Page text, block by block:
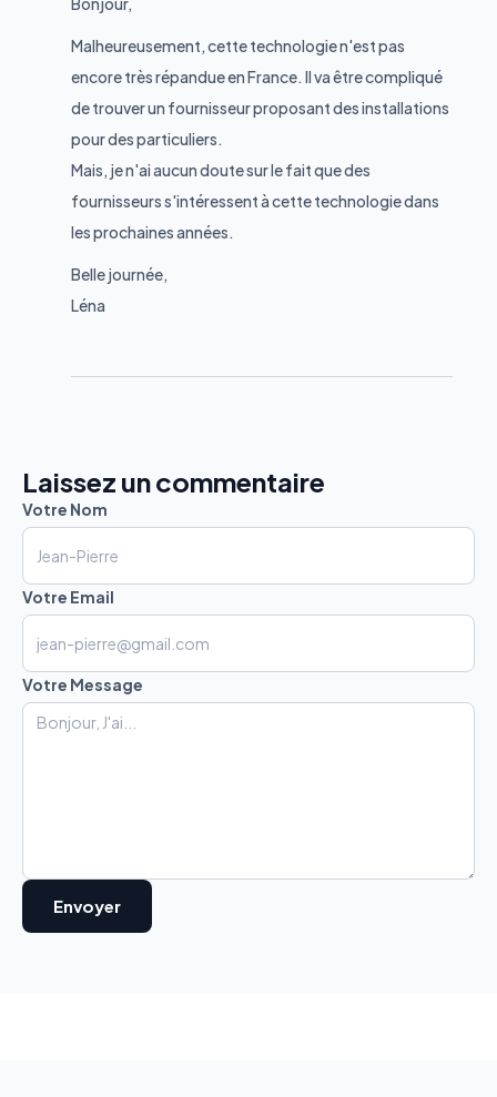
Malheureusement, cette technologie n'est pas
encore très répandue en France. Il va être compliqué
de trouver un fournisseur proposant des installations
pour des particuliers.
Mais, je n'ai aucun doute sur le fait que des
fournisseurs s'intéressent à cette technologie dans
les prochaines années.
Belle journée,
Léna
Laissez un commentaire
Votre Nom
Votre Email
Votre Message